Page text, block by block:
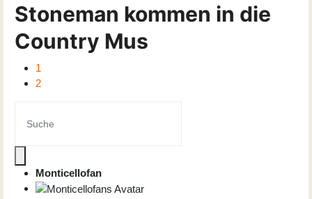
Stoneman kommen in die
Country Mus
1
2
Monticellofan